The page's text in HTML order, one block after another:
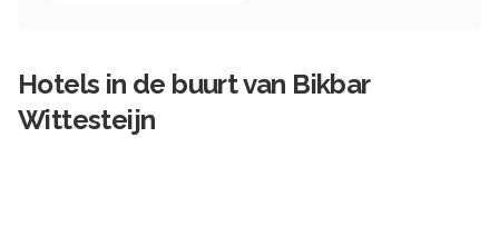
Hotels in de buurt van Bikbar
Wittesteijn